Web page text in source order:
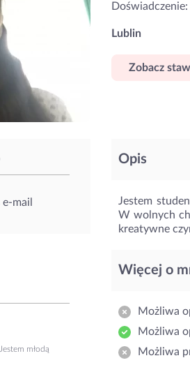
Doświadczenie:
Lublin
Zobacz
mail
młodą
Opis
Jestem
W wolnych
kreatywne
Więcej o
Możliwa
Możliwa
Możliwa